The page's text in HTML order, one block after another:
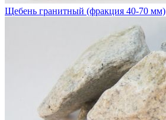
Щебень гранитный (фракция 40-70 мм)